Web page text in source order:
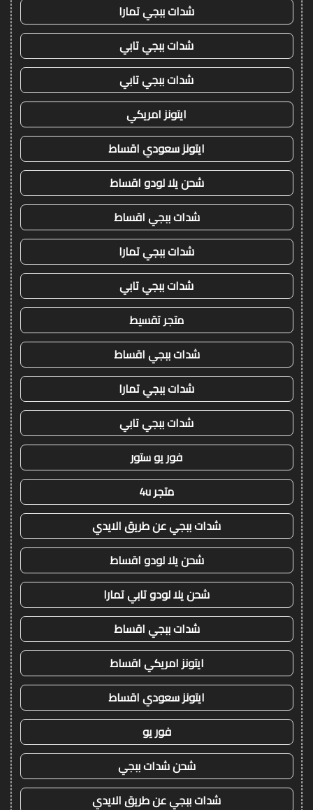
شدات ببجي تمارا
شدات ببجي تابي
شدات ببجي تابي
ايتونز امريكي
ايتونز سعودي اقساط
شحن يلا لودو اقساط
شدات ببجي اقساط
شدات ببجي تمارا
شدات ببجي تابي
متجر تقسيط
شدات ببجي اقساط
شدات ببجي تمارا
شدات ببجي تابي
فور يو ستور
متجر 4u
شدات ببجي عن طريق الايدي
شحن يلا لودو اقساط
شحن يلا لودو تابي تمارا
شدات ببجي اقساط
ايتونز امريكي اقساط
ايتونز سعودي اقساط
فور يو
شحن شدات ببجي
شدات ببجي عن طريق الايدي